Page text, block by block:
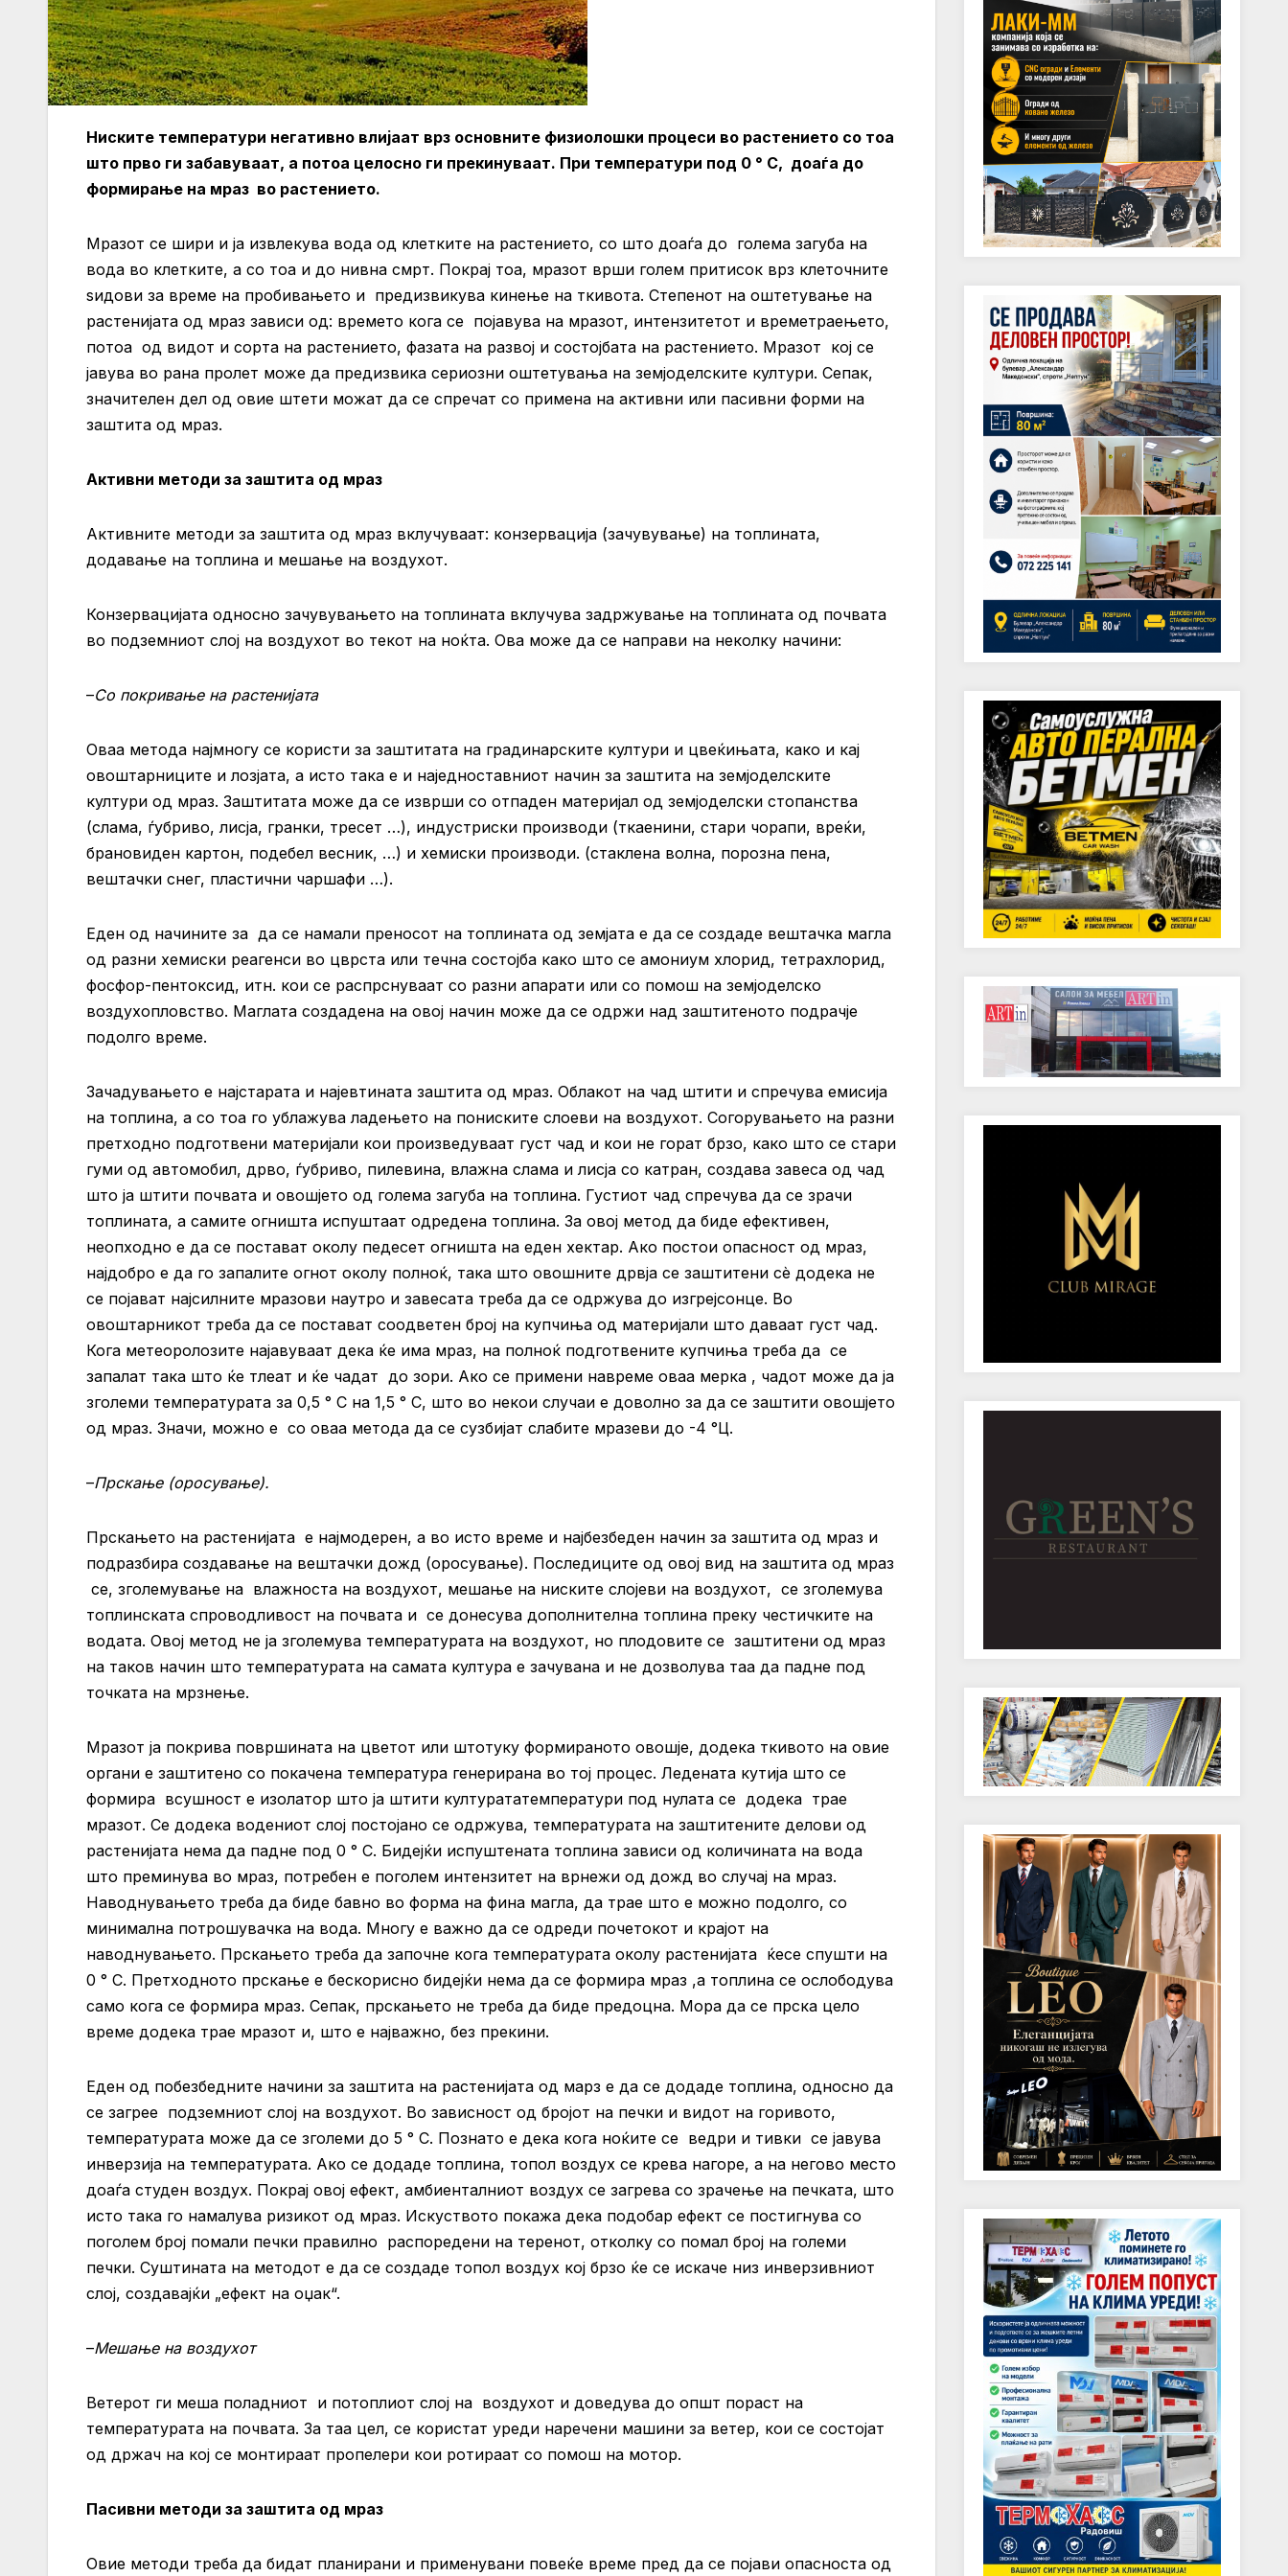
Ниските температури негативно влијаат врз основните физиолошки процеси во растението со тоа
што прво ги забавуваат, а потоа целосно ги прекинуваат. При температури под 0 ° С, доаѓа до
формирање на мраз во растението.
Мразот се шири и ја извлекува вода од клетките на растението, со што доаѓа до голема загуба на
вода во клетките, а со тоа и до нивна смрт. Покрај тоа, мразот врши голем притисок врз клеточните
sидови за време на пробивањето и предизвикува кинење на ткивота. Степенот на оштетување на
растенијата од мраз зависи од: времето кога се појавува на мразот, интензитетот и времетраењето,
потоа од видот и сорта на растението, фазата на развој и состојбата на растението. Мразот кој се
јавува во рана пролет може да предизвика сериозни оштетувања на земјоделските култури. Сепак,
значителен дел од овие штети можат да се спречат со примена на активни или пасивни форми на
заштита од мраз.
Активни методи за заштита од мраз
Активните методи за заштита од мраз вклучуваат: конзервација (зачувување) на топлината,
додавање на топлина и мешање на воздухот.
Конзервацијата односно зачувувањето на топлината вклучува задржување на топлината од почвата
во подземниот слој на воздухот во текот на ноќта. Ова може да се направи на неколку начини:
–Со покривање на растенијата
Оваа метода најмногу се користи за заштитата на градинарските култури и цвеќињата, како и кај
овоштарниците и лозјата, а исто така е и наједноставниот начин за заштита на земјоделските
култури од мраз. Заштитата може да се изврши со отпаден материјал од земјоделски стопанства
(слама, ѓубриво, лисја, гранки, тресет …), индустриски производи (ткаенини, стари чорапи, вреќи,
брановиден картон, подебел весник, …) и хемиски производи. (стаклена волна, порозна пена,
вештачки снег, пластични чаршафи …).
Еден од начините за да се намали преносот на топлината од земјата е да се создаде вештачка магла
од разни хемиски реагенси во цврста или течна состојба како што се амониум хлорид, тетрахлорид,
фосфор-пентоксид, итн. кои се распрснуваат со разни апарати или со помош на земјоделско
воздухопловство. Маглата создадена на овој начин може да се одржи над заштитеното подрачје
подолго време.
Зачадувањето е најстарата и најевтината заштита од мраз. Облакот на чад штити и спречува емисија
на топлина, а со тоа го ублажува ладењето на пониските слоеви на воздухот. Согорувањето на разни
претходно подготвени материјали кои произведуваат густ чад и кои не горат брзо, како што се стари
гуми од автомобил, дрво, ѓубриво, пилевина, влажна слама и лисја со катран, создава завеса од чад
што ја штити почвата и овошјето од голема загуба на топлина. Густиот чад спречува да се зрачи
топлината, а самите огништа испуштаат одредена топлина. За овој метод да биде ефективен,
неопходно е да се постават околу педесет огништа на еден хектар. Ако постои опасност од мраз,
најдобро е да го запалите огнот околу полноќ, така што овошните дрвја се заштитени сè додека не
се појават најсилните мразови наутро и завесата треба да се одржува до изгрејсонце. Во
овоштарникот треба да се постават соодветен број на купчиња од материјали што даваат густ чад.
Кога метеоролозите најавуваат дека ќе има мраз, на полноќ подготвените купчиња треба да се
запалат така што ќе тлеат и ќе чадат до зори. Ако се примени навреме оваа мерка , чадот може да ја
зголеми температурата за 0,5 ° C на 1,5 ° C, што во некои случаи е доволно за да се заштити овошјето
од мраз. Значи, можно е со оваа метода да се сузбијат слабите мразеви до -4 °Ц.
–Прскање (оросување).
Прскањето на растенијата е најмодерен, а во исто време и најбезбеден начин за заштита од мраз и
подразбира создавање на вештачки дожд (оросување). Последиците од овој вид на заштита од мраз
се, зголемување на влажноста на воздухот, мешање на ниските слојеви на воздухот, се зголемува
топлинската спроводливост на почвата и се донесува дополнителна топлина преку честичките на
водата. Овој метод не ја зголемува температурата на воздухот, но плодовите се заштитени од мраз
на таков начин што температурата на самата култура е зачувана и не дозволува таа да падне под
точката на мрзнење.
Мразот ја покрива површината на цветот или штотуку формираното овошје, додека ткивото на овие
органи е заштитено со покачена температура генерирана во тој процес. Ледената кутија што се
формира всушност е изолатор што ја штити културататемператури под нулата се додека трае
мразот. Се додека водениот слој постојано се одржува, температурата на заштитените делови од
растенијата нема да падне под 0 ° С. Бидејќи испуштената топлина зависи од количината на вода
што преминува во мраз, потребен е поголем интензитет на врнежи од дожд во случај на мраз.
Наводнувањето треба да биде бавно во форма на фина магла, да трае што е можно подолго, со
минимална потрошувачка на вода. Многу е важно да се одреди почетокот и крајот на
наводнувањето. Прскањето треба да започне кога температурата околу растенијата ќесе спушти на
0 ° С. Претходното прскање е бескорисно бидејќи нема да се формира мраз ,а топлина се ослободува
само кога се формира мраз. Сепак, прскањето не треба да биде предоцна. Мора да се прска цело
време додека трае мразот и, што е најважно, без прекини.
Еден од побезбедните начини за заштита на растенијата од марз е да се додаде топлина, односно да
се загрее подземниот слој на воздухот. Во зависност од бројот на печки и видот на горивото,
температурата може да се зголеми до 5 ° C. Познато е дека кога ноќите се ведри и тивки се јавува
инверзија на температурата. Ако се додаде топлина, топол воздух се крева нагоре, а на негово место
доаѓа студен воздух. Покрај овој ефект, амбиенталниот воздух се загрева со зрачење на печката, што
исто така го намалува ризикот од мраз. Искуството покажа дека подобар ефект се постигнува со
поголем број помали печки правилно распоредени на теренот, отколку со помал број на големи
печки. Суштината на методот е да се создаде топол воздух кој брзо ќе се искаче низ инверзивниот
слој, создавајќи „ефект на оџак“.
–Мешање на воздухот
Ветерот ги меша поладниот и потоплиот слој на воздухот и доведува до општ пораст на
температурата на почвата. За таа цел, се користат уреди наречени машини за ветер, кои се состојат
од држач на кој се монтираат пропелери кои ротираат со помош на мотор.
Пасивни методи за заштита од мраз
Овие методи треба да бидат планирани и применувани повеќе време пред да се појави опасноста од